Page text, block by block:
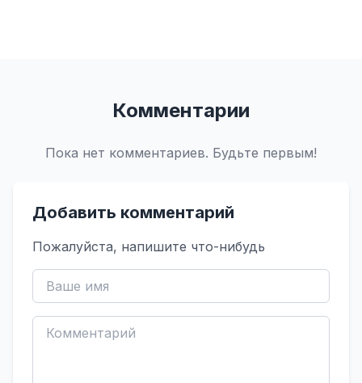
Комментарии
Пока нет комментариев. Будьте первым!
Добавить комментарий
Пожалуйста, напишите что-нибудь